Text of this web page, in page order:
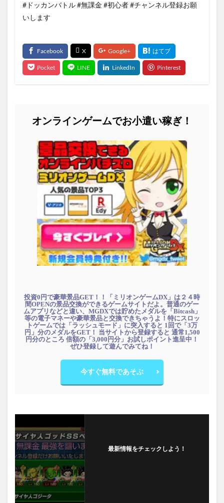
#ドッカンバトル #無課金 #初心者 #チャンネル登録お願
いします
オンラインゲームでお小遣い稼ぎ！
投資0円で豪華景品GET！！「ミリオンゲームDX」は２４時
間OPENの景品交換ができるゲームサイトだよ。普通のゲー
ムアプリなどと違い、MGDXでは貯めたメダルを「Bitcash」
等の電子マネーや豪華景品と交換できちゃうよ！特にスロッ
トゲームでは「ラッシュモード」に突入すると 1回で「3万
円」分のメダルをGET！ 当サイトから登録すると 通常1,500
円分のところ 倍額の「3,000円分」お試しポイント進呈中！
ぜひ登録して遊んでみてね！
今すぐ無料であそぶ
最新情報をチェックしよう！